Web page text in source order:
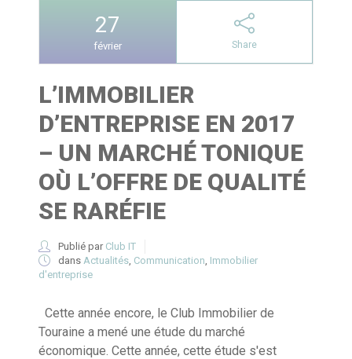
27
février Share
L’IMMOBILIER
D’ENTREPRISE EN 2017
– UN MARCHÉ TONIQUE
OÙ L’OFFRE DE QUALITÉ
SE RARÉFIE
Publié par Club IT
dans Actualités Communication Immobilier
d'entreprise
Cette année encore, le Club Immobilier de
Touraine a mené une étude du marché
économique. Cette année, cette étude s'est